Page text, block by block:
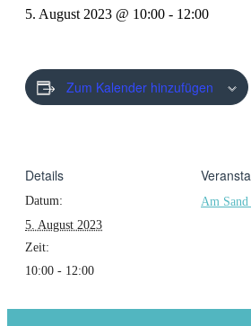
5. August 2023 @ 10:00 - 12:00
Zum Kalender hinzufügen
Details
Datum:
5. August 2023
Zeit:
10:00 - 12:00
Am